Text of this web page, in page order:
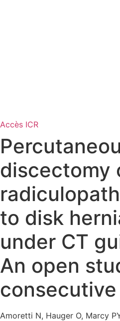
Accès ICR
discectomy
to disk
under CT
An open
Amoretti N, Hauger O, Marcy